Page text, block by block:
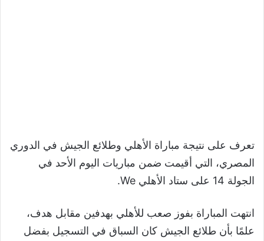
تعرف على نتيجة مباراة الأهلي وطلائع الجيش في الدوري
المصري، التي أقيمت ضمن مباريات اليوم الأحد في
الجولة 14 على ستاد الأهلي We.
انتهت المباراة بفوز صعب للأهلي بهدفين مقابل هدف،
علمًا بأن طلائع الجيش كان السباق في التسجيل بفضل